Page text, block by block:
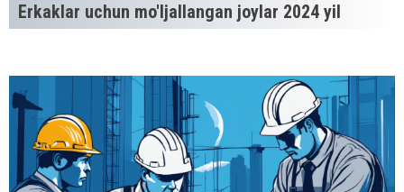
Erkaklar uchun mo'ljallangan joylar 2024 yil